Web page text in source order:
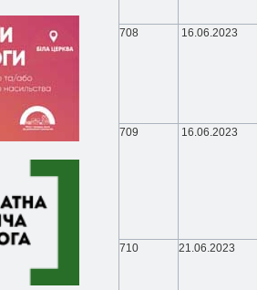
708 16.06.2023
709 16.06.2023
710 21.06.2023